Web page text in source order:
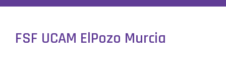
FSF UCAM ElPozo Murcia